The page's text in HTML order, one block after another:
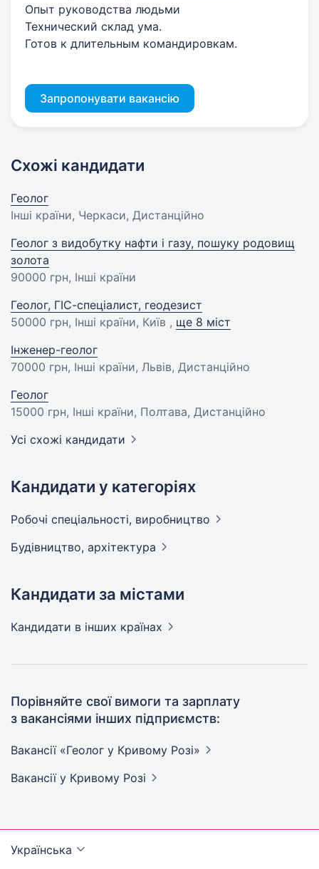
Опыт руководства людьми
Технический склад ума.
Готов к длительным командировкам.
Запропонувати вакансію
Схожі кандидати
Геолог
Інші країни, Черкаси, Дистанційно
Геолог з видобутку нафти і газу, пошуку родовищ
золота
90000 грн, Інші країни
Геолог, ГІС-спеціалист, геодезист
50000 грн, Інші країни, Київ , ще 8 міст
Інженер-геолог
70000 грн, Інші країни, Львів, Дистанційно
Геолог
15000 грн, Інші країни, Полтава, Дистанційно
Усі схожі кандидати
Кандидати у категоріях
Робочі спеціальності, виробництво
Будівництво, архітектура
Кандидати за містами
Кандидати в інших країнах
Порівняйте свої вимоги та зарплату
з вакансіями інших підприємств:
Вакансії «Геолог у Кривому Розі»
Вакансії у Кривому Розі
Українська